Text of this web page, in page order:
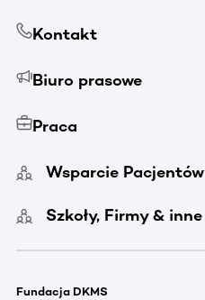
Kontakt
Biuro prasowe
Praca
Wsparcie Pacjentów
Szkoły, Firmy & inne
Fundacja DKMS